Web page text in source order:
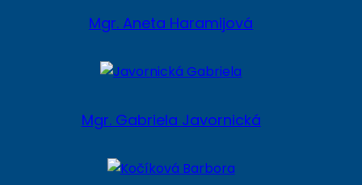
Mgr. Aneta Haramijová
Mgr. Gabriela Javornická